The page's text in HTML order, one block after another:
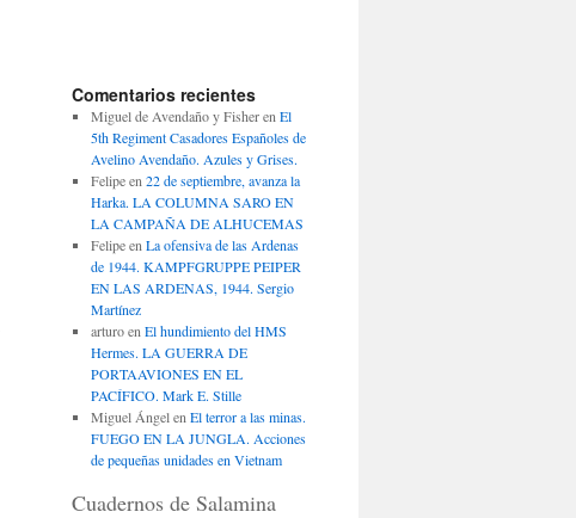
Comentarios recientes
Miguel de Avendaño y Fisheren El
5th Regiment Casadores Españoles de
Avelino Avendaño. Azules y Grises.
Felipeen 22 de septiembre, avanza la
Harka. LA COLUMNA SARO EN
LA CAMPAÑA DE ALHUCEMAS
Felipeen La ofensiva de las Ardenas
de 1944. KAMPFGRUPPE PEIPER
EN LAS ARDENAS, 1944. Sergio
Martínez
arturoen El hundimiento del HMS
Hermes. LA GUERRA DE
PORTAAVIONES EN EL
PACÍFICO. Mark E. Stille
Miguel Ángelen El terror a las minas.
FUEGO EN LA JUNGLA. Acciones
de pequeñas unidades en Vietnam
Cuadernos de Salamina